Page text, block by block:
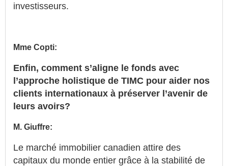
investisseurs.
Mme Copti:
Enfin, comment s’aligne le fonds avec
l’approche holistique de TIMC pour aider nos
clients internationaux à préserver l’avenir de
leurs avoirs?
M. Giuffre:
Le marché immobilier canadien attire des
capitaux du monde entier grâce à la stabilité de